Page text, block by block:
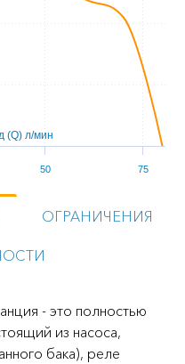
(Q) л/мин
50 75
ОГРАНИЧЕНИЯ
- это полностью
из насоса,
бака), реле